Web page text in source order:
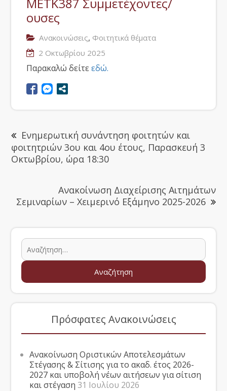
ουσες
Ανακοινώσεις, Φοιτητικά θέματα
2 Οκτωβρίου 2025
Παρακαλώ δείτεεδώ.
Ενημερωτική συνάντηση φοιτητών και
φοιτητριών 3ου και 4ου έτους, Παρασκευή 3
Οκτωβρίου, ώρα 18:30
Ανακοίνωση Διαχείρισης Αιτημάτων
Σεμιναρίων – Χειμερινό Εξάμηνο 2025-2026
Πρόσφατες Ανακοινώσεις
Ανακοίνωση Οριστικών Αποτελεσμάτων
Στέγασης & Σίτισης για το ακαδ. έτος 2026-
2027 και υποβολή νέων αιτήσεων για σίτιση
και στέγαση 31 Ιουλίου 2026